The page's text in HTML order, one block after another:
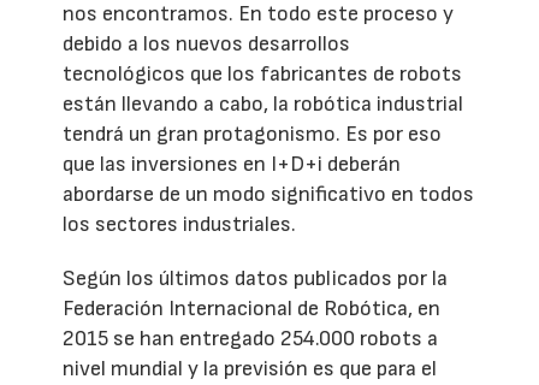
nos encontramos. En todo este proceso y
debido a los nuevos desarrollos
tecnológicos que los fabricantes de robots
están llevando a cabo, la robótica industrial
tendrá un gran protagonismo. Es por eso
que las inversiones en I+D+i deberán
abordarse de un modo significativo en todos
los sectores industriales.
Según los últimos datos publicados por la
Federación Internacional de Robótica, en
2015 se han entregado 254.000 robots a
nivel mundial y la previsión es que para el